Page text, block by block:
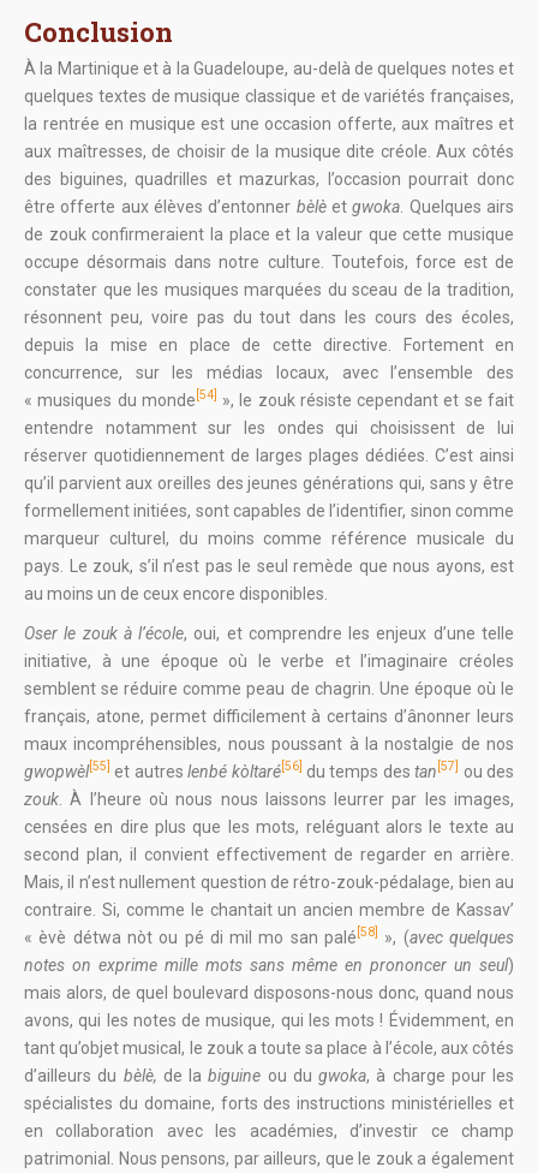
Conclusion
À la Martinique et à la Guadeloupe, au-delà de quelques notes et
quelques textes de musique classique et de variétés françaises,
la rentrée en musique est une occasion offerte, aux maîtres et
aux maîtresses, de choisir de la musique dite créole. Aux côtés
des biguines, quadrilles et mazurkas, l’occasion pourrait donc
être offerte aux élèves d’entonner bèlèetgwoka . Quelques airs
de zouk confirmeraient la place et la valeur que cette musique
occupe désormais dans notre culture. Toutefois, force est de
constater que les musiques marquées du sceau de la tradition,
résonnent peu, voire pas du tout dans les cours des écoles,
depuis la mise en place de cette directive. Fortement en
concurrence, sur les médias locaux, avec l’ensemble des
« musiques du monde [54]
», le zouk résiste cependant et se fait
entendre notamment sur les ondes qui choisissent de lui
réserver quotidiennement de larges plages dédiées. C’est ainsi
qu’il parvient aux oreilles des jeunes générations qui, sans y être
formellement initiées, sont capables de l’identifier, sinon comme
marqueur culturel, du moins comme référence musicale du
pays. Le zouk, s’il n’est pas le seul remède que nous ayons, est
au moins un de ceux encore disponibles.
Oser le zouk à l’école, oui, et comprendre les enjeux d’une telle
initiative, à une époque où le verbe et l’imaginaire créoles
semblent se réduire comme peau de chagrin. Une époque où le
français, atone, permet difficilement à certains d’ânonner leurs
maux incompréhensibles, nous poussant à la nostalgie de nos
gwopwèl[55] et autreslenbé kòltaré[56] du temps destan [57]
ou des
zouk . À l’heure où nous nous laissons leurrer par les images,
censées en dire plus que les mots, reléguant alors le texte au
second plan, il convient effectivement de regarder en arrière.
Mais, il n’est nullement question de rétro-zouk-pédalage, bien au
contraire. Si, comme le chantait un ancien membre de Kassav’
« èvè détwa nòt ou pé di mil mo san palé [58] », (avec quelques
notes on exprime mille mots sans même en prononcer un seul)
mais alors, de quel boulevard disposons-nous donc, quand nous
avons, qui les notes de musique, qui les mots ! Évidemment, en
tant qu’objet musical, le zouk a toute sa place à l’école, aux côtés
d’ailleurs du bèlè, de la biguine ou du gwoka, à charge pour les
spécialistes du domaine, forts des instructions ministérielles et
en collaboration avec les académies, d’investir ce champ
patrimonial. Nous pensons, par ailleurs, que le zouk a également